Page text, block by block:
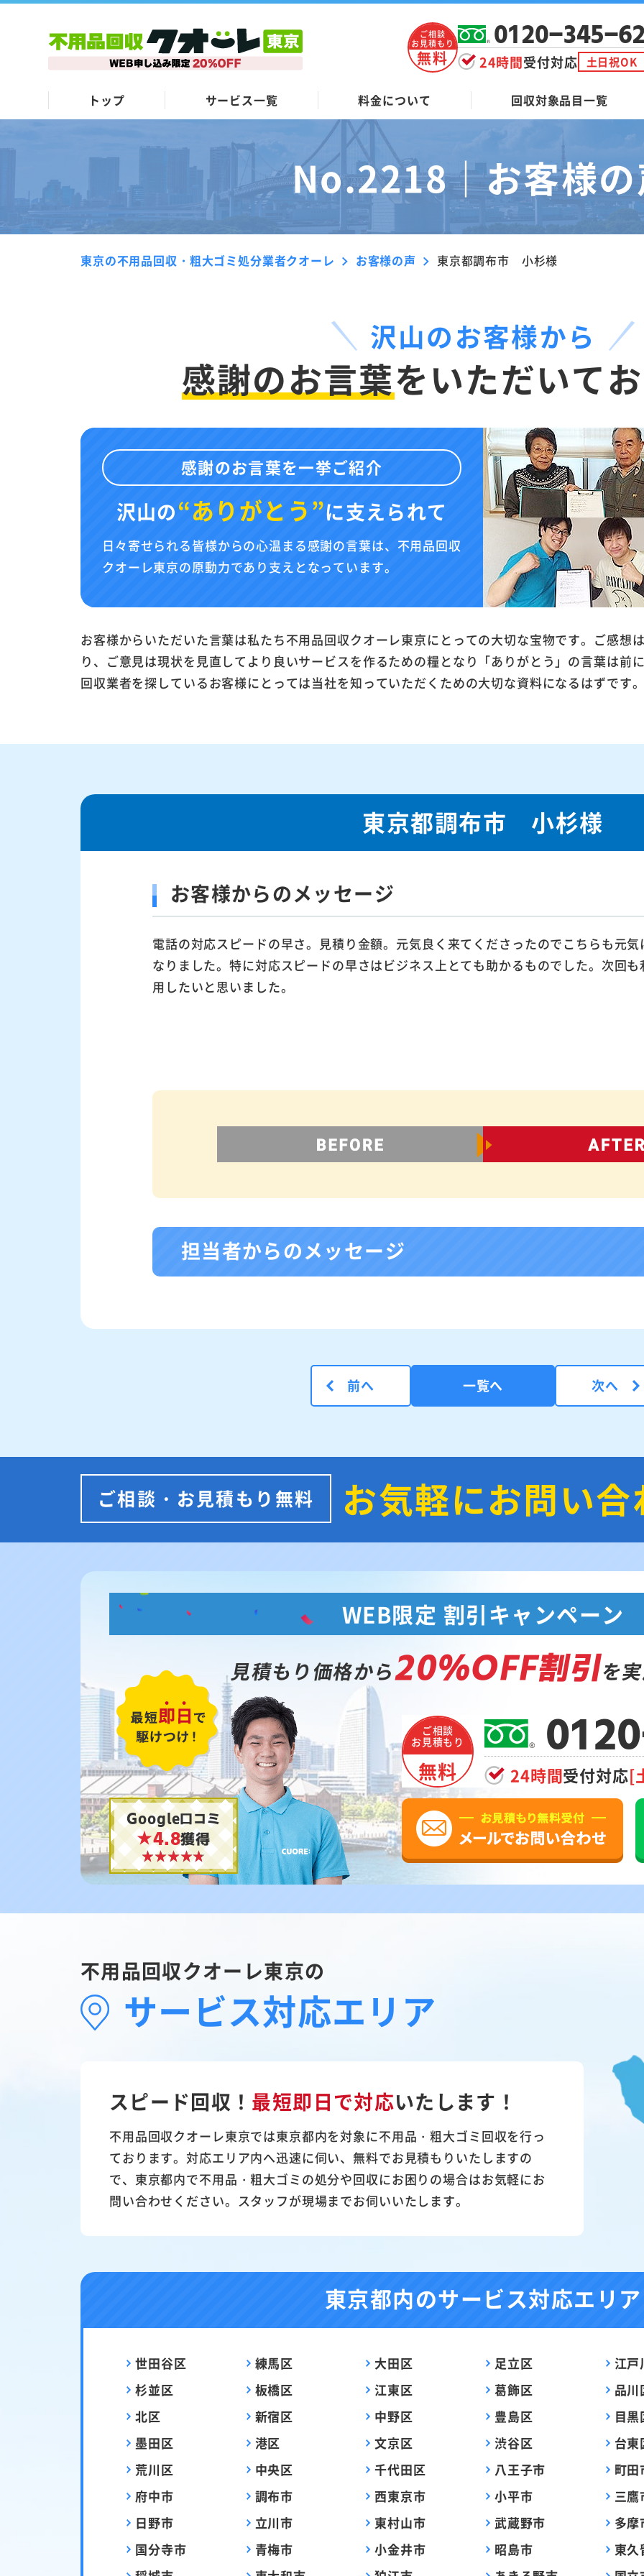
ご相談
お見積もり
無料
0120-345-
24時間受付対応 土日祝OK
トップ サービス一覧 料金について 回収対象品目一覧
No.2218｜お客様
東京の不用品回収・粗大ゴミ処分業者クオーレ お客様の声 東京都調布市 小杉様
沢山のお客様から
感謝のお言葉をいただいて
感謝のお言葉を一挙ご紹介
沢山の“ありがとう”に支えられて
日々寄せられる皆様からの心温まる感謝の言葉は、不用品回収
クオーレ東京の原動力であり支えとなっています。
お客様からいただいた言葉は私たち不用品回収クオーレ東京にとっての大切な宝物です。ご感想
り、ご意見は現状を見直してより良いサービスを作るための糧となり「ありがとう」の言葉は前
回収業者を探しているお客様にとっては当社を知っていただくための大切な資料になるはずです
東京都調布市 小杉様
お客様からのメッセージ
電話の対応スピードの早さ。見積り金額。元気良く来てくださったのでこちらも元気
なりました。特に対応スピードの早さはビジネス上とても助かるものでした。次回も
用したいと思いました。
担当者からのメッセージ
前へ 一覧へ 次へ
ご相談・お見積もり無料 お気軽にお問い
Google口コミ
★4.8獲得
WEB限定 割引キャンペーン
見積もり価格から20%OFF割引を
ご相談
お見積もり
無料 24時間受付対応[
不用品回収クオーレ東京の
サービス対応エリア
スピード回収！ 最短即日で対応いたします！
不用品回収クオーレ東京では東京都内を対象に不用品・粗大ゴミ回収を行っ
ております。対応エリア内へ迅速に伺い、無料でお見積もりいたしますの
で、東京都内で不用品・粗大ゴミの処分や回収にお困りの場合はお気軽にお
問い合わせください。スタッフが現場までお伺いいたします。
東京都内のサービス対応エリア
世田谷区 練馬区 大田区 足立区
江戸
杉並区
板橋区 江東区 葛飾区
品川
北区
新宿区 中野区 豊島区
目黒
墨田区
港区 文京区 渋谷区
台東
荒川区
中央区 千代田区 八王子市
町田
府中市
調布市 西東京市 小平市
三鷹
日野市
立川市 東村山市 武蔵野市
多摩
国分寺市
青梅市 小金井市 昭島市
東